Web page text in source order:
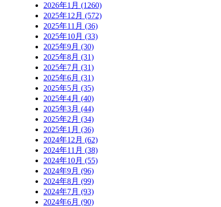
2026年1月 (1260)
2025年12月 (572)
2025年11月 (36)
2025年10月 (33)
2025年9月 (30)
2025年8月 (31)
2025年7月 (31)
2025年6月 (31)
2025年5月 (35)
2025年4月 (40)
2025年3月 (44)
2025年2月 (34)
2025年1月 (36)
2024年12月 (62)
2024年11月 (38)
2024年10月 (55)
2024年9月 (96)
2024年8月 (99)
2024年7月 (93)
2024年6月 (90)